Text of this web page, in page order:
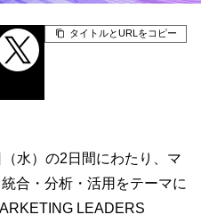
タイトルとURLをコピー
水）の2日間にわたり、マ
合・分析・活用をテーマに
LEADERS